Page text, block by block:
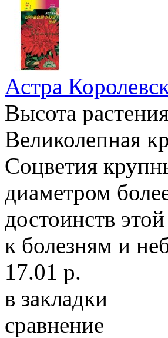
Астра
Высота
Великолепная
Соцветия
диаметром
достоинств
к болезням и
17.01 р.
в закладки
сравнение